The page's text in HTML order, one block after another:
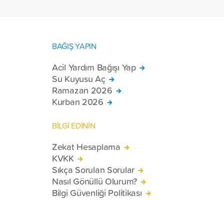
BAĞIŞ YAPIN
Acil Yardım Bağışı Yap
Su Kuyusu Aç
Ramazan 2026
Kurban 2026
BİLGİ EDİNİN
Zekat Hesaplama
KVKK
Sıkça Sorulan Sorular
Nasıl Gönüllü Olurum?
Bilgi Güvenliği Politikası